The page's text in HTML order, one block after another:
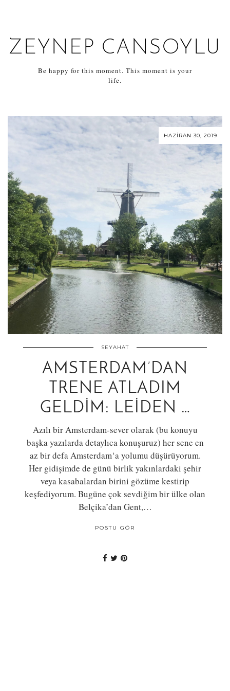
ZEYNEP CANSOYLU
Be happy for this moment. This moment is your
life.
HAZIRAN 30, 2019
SEYAHAT
AMSTERDAM’DAN
TRENE ATLADIM
GELDIM: LEIDEN …
Azılı bir Amsterdam-sever olarak (bu konuyu
başka yazılarda detaylıca konuşuruz) her sene en
az bir defa Amsterdam‘a yolumu düşürüyorum.
Her gidişimde de günü birlik yakınlardaki şehir
veya kasabalardan birini gözüme kestirip
keşfediyorum. Bugüne çok sevdiğim bir ülke olan
Belçika’dan Gent,…
POSTU GÖR